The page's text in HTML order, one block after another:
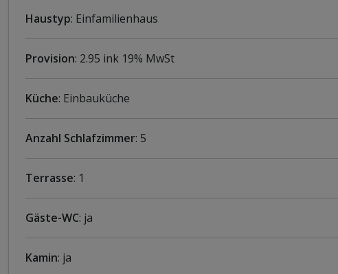
Haustyp: Einfamilienhaus
Provision: 2.95 ink 19% MwSt
Küche: Einbauküche
Anzahl Schlafzimmer: 5
Terrasse: 1
Gäste-WC: ja
Kamin: ja